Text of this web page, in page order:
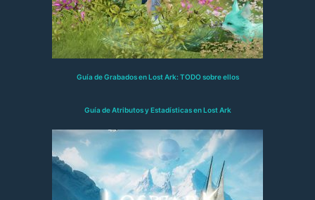
Guía de Grabados en Lost Ark: TODO sobre ellos
Guía de Atributos y Estadísticas en Lost Ark